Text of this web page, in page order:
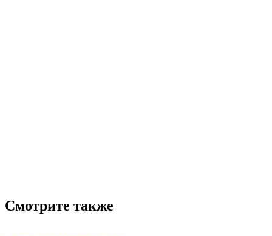
Смотрите также